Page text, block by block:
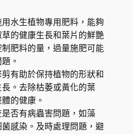
水生植物專用肥料，能夠
的健康生長和葉片的鮮艷
肥料的量，過量施肥可能
。
有助於保持植物的形狀和
。去除枯萎或黃化的葉
的健康。
是否有病蟲害問題，如藻
感染。及時處理問題，避